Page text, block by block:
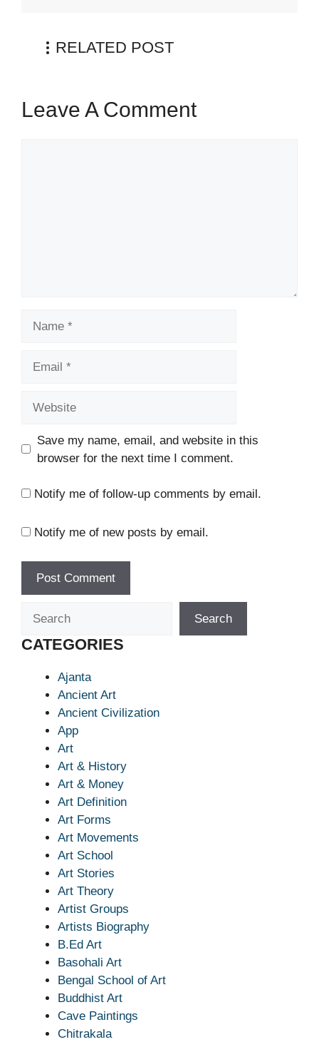
RELATED POST
Leave A Comment
Save my name, email, and website in this
browser for the next time I comment.
Notify me of follow-up comments by email.
Notify me of new posts by email.
Search
CATEGORIES
Ajanta
Ancient Art
Ancient Civilization
App
Art
Art & History
Art & Money
Art Definition
Art Forms
Art Movements
Art School
Art Stories
Art Theory
Artist Groups
Artists Biography
B.Ed Art
Basohali Art
Bengal School of Art
Buddhist Art
Cave Paintings
Chitrakala